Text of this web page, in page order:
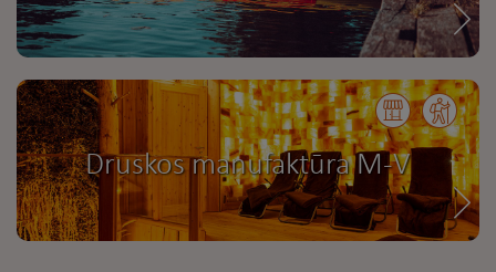
Druskos manufaktūra M-V